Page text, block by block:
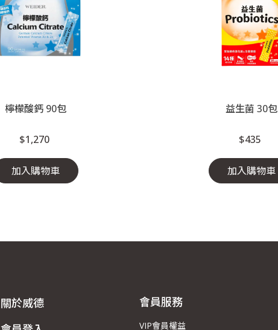
檸檬酸鈣 90包
$1,270
加入購物車
益生菌 30包
$435
加入購物車
關於威德
會員服務
VIP會員權益